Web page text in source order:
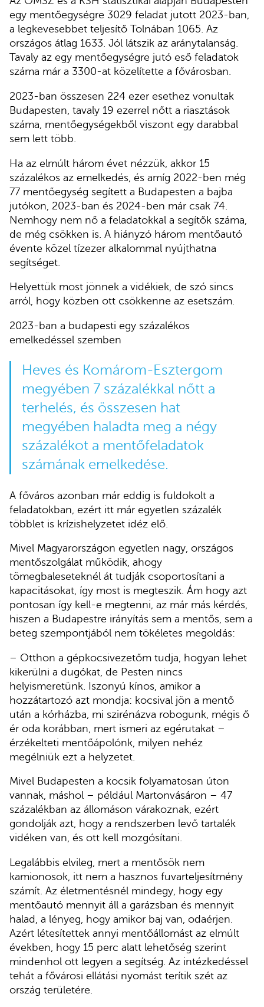
egy mentőegységre 3029 feladat jutott 2023-ban,
a legkevesebbet teljesítő Tolnában 1065. Az
országos átlag 1633. Jól látszik az aránytalanság.
Tavaly az egy mentőegységre jutó eső feladatok
száma már a 3300-at közelítette a fővárosban.
2023-ban összesen 224 ezer esethez vonultak
Budapesten, tavaly 19 ezerrel nőtt a riasztások
száma, mentőegységekből viszont egy darabbal
sem lett több.
Ha az elmúlt három évet nézzük, akkor 15
százalékos az emelkedés, és amíg 2022-ben még
77 mentőegység segített a Budapesten a bajba
jutókon, 2023-ban és 2024-ben már csak 74.
Nemhogy nem nő a feladatokkal a segítők száma,
de még csökken is. A hiányzó három mentőautó
évente közel tízezer alkalommal nyújthatna
segítséget.
Helyettük most jönnek a vidékiek, de szó sincs
arról, hogy közben ott csökkenne az esetszám.
2023-ban a budapesti egy százalékos
emelkedéssel szemben
Heves és Komárom-Esztergom
megyében 7 százalékkal nőtt a
terhelés, és összesen hat
megyében haladta meg a négy
százalékot a mentőfeladatok
számának emelkedése.
A főváros azonban már eddig is fuldokolt a
feladatokban, ezért itt már egyetlen százalék
többlet is krízishelyzetet idéz elő.
Mivel Magyarországon egyetlen nagy, országos
mentőszolgálat működik, ahogy
tömegbaleseteknél át tudják csoportosítani a
kapacitásokat, így most is megteszik. Ám hogy azt
pontosan így kell-e megtenni, az már más kérdés,
hiszen a Budapestre irányítás sem a mentős, sem a
beteg szempontjából nem tökéletes megoldás:
– Otthon a gépkocsivezetőm tudja, hogyan lehet
kikerülni a dugókat, de Pesten nincs
helyismeretünk. Iszonyú kínos, amikor a
hozzátartozó azt mondja: kocsival jön a mentő
után a kórházba, mi szirénázva robogunk, mégis ő
ér oda korábban, mert ismeri az egérutakat –
érzékelteti mentőápolónk, milyen nehéz
megélniük ezt a helyzetet.
Mivel Budapesten a kocsik folyamatosan úton
vannak, máshol – például Martonvásáron – 47
százalékban az állomáson várakoznak, ezért
gondolják azt, hogy a rendszerben levő tartalék
vidéken van, és ott kell mozgósítani.
Legalábbis elvileg, mert a mentősök nem
kamionosok, itt nem a hasznos fuvarteljesítmény
számít. Az életmentésnél mindegy, hogy egy
mentőautó mennyit áll a garázsban és mennyit
halad, a lényeg, hogy amikor baj van, odaérjen.
Azért létesítettek annyi mentőállomást az elmúlt
években, hogy 15 perc alatt lehetőség szerint
mindenhol ott legyen a segítség. Az intézkedéssel
tehát a fővárosi ellátási nyomást terítik szét az
ország területére.